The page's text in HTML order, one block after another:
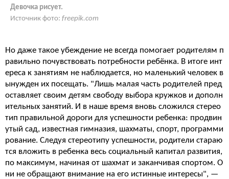
Девочка рисует.
Источник фото: freepik.com
Но даже такое убеждение не всегда помогает родителям п
равильно почувствовать потребности ребёнка. В итоге инт
ереса к занятиям не наблюдается, но маленький человек в
ынужден их посещать. "Лишь малая часть родителей пред
оставляет своим детям свободу выбора кружков и дополн
ительных занятий. И в наше время вновь сложился стерео
тип правильной дороги для успешности ребенка: продвин
утый сад, известная гимназия, шахматы, спорт, программи
рование. Следуя стереотипу успешности, родители стараю
тся вложить в ребенка весь социальный капитал развития,
по максимум, начиная от шахмат и заканчивая спортом. О
ни не обращают внимание на его истинные интересы", —